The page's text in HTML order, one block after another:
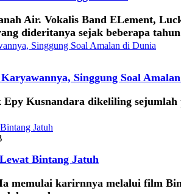
Air. Vokalis Band ELement,
dideritanya sejak beberapa
Singgung Soal
Kusnandara dikeliling
Bintang Jatuh
memulai karirnnya melalui film